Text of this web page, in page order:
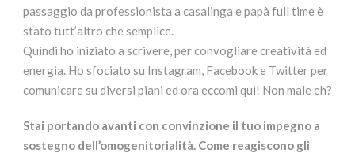
passaggio da professionista a casalinga e papà full time è
stato tutt’altro che semplice.
Quindi ho iniziato a scrivere, per convogliare creatività ed
energia. Ho sfociato su Instagram, Facebook e Twitter per
comunicare su diversi piani ed ora eccomi qui! Non male eh?
Stai portando avanti con convinzione il tuo impegno a
sostegno dell’omogenitorialità. Come reagiscono gli